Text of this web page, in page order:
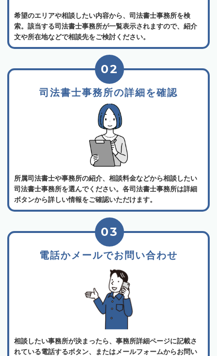
希望のエリアや相談したい内容から、司法書士事務所を検
索。該当する司法書士事務所が一覧表示されますので、紹介
文や所在地などで相談先をご検討ください。
司法書士事務所の詳細を確認
02
所属司法書士や事務所の紹介、相談料金などから相談したい
司法書士事務所を選んでください。各司法書士事務所は詳細
ボタンから詳しい情報をご確認いただけます。
電話かメールでお問い合わせ
03
相談したい事務所が決まったら、事務所詳細ページに記載さ
れている電話するボタン、またはメールフォームからお問い